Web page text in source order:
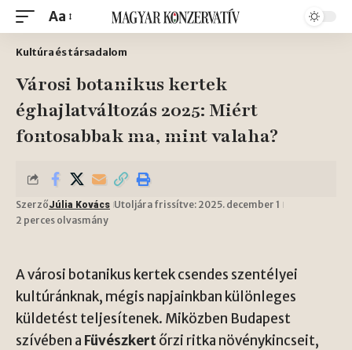
Aa
Kultúra és társadalom
Városi botanikus kertek
éghajlatváltozás 2025: Miért
fontosabbak ma, mint valaha?
SzerzőJúlia Kovács Utoljára frissítve: 2025. december 1
2 perces olvasmány
A városi botanikus kertek csendes szentélyei
kultúránknak, mégis napjainkban különleges
küldetést teljesítenek. Miközben Budapest
szívében a Füvészkertőrzi ritka növénykincseit,